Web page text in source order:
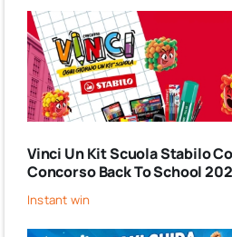
Vinci Un Kit Scuola Stabilo
Concorso Back To School
Instant win